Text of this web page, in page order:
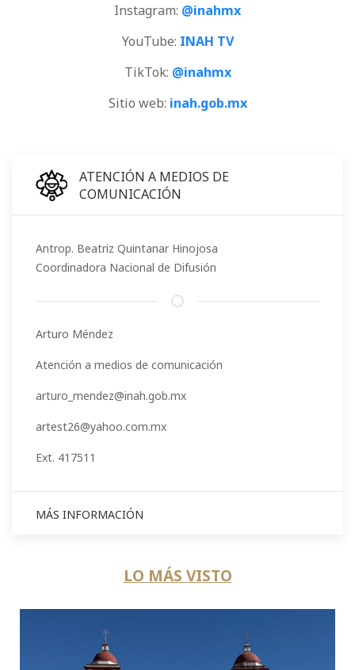
Instagram: @inahmx
YouTube: INAH TV
TikTok: @inahmx
Sitio web: inah.gob.mx
ATENCIÓN A MEDIOS DE
COMUNICACIÓN
Antrop. Beatriz Quintanar Hinojosa
Coordinadora Nacional de Difusión
Arturo Méndez
Atención a medios de comunicación
arturo_mendez@inah.gob.mx
artest26@yahoo.com.mx
Ext. 417511
MÁS INFORMACIÓN
LO MÁS VISTO